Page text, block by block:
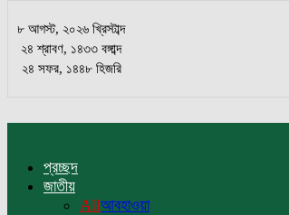
৮ আগস্ট, ২০২৬ খ্রিস্টাব্দ
২৪ শ্রাবণ, ১৪৩৩ বঙ্গাব্দ
২৪ সফর, ১৪৪৮ হিজরি
প্রচ্ছদ
জাতীয়
Allআবহাওয়া